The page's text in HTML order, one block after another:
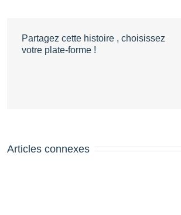
Partagez cette histoire , choisissez
votre plate-forme !
Articles connexes